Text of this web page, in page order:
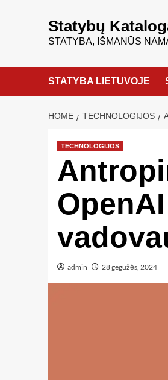
Statybų
STATYBA, IŠMANŪS
STATYBA LIETUVOJE
HOME TECHNOLOGIJOS
TECHNOLOGIJOS
admin 28 gegužės, 2024